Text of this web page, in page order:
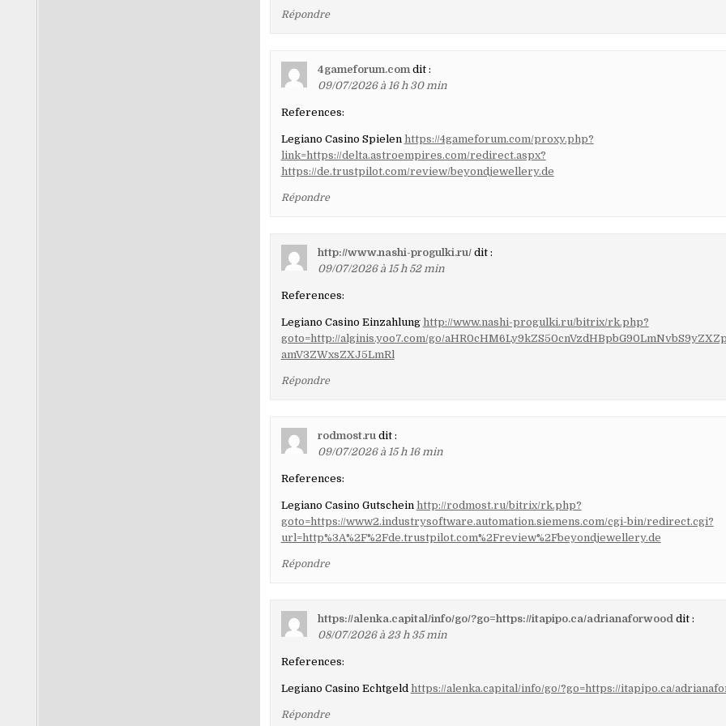
Répondre
4gameforum.com dit :
09/07/2026 à 16 h 30 min
References:
Legiano Casino Spielen https://4gameforum.com/proxy.php?
link=https://delta.astroempires.com/redirect.aspx?
https://de.trustpilot.com/review/beyondjewellery.de
Répondre
http://www.nashi-progulki.ru/ dit :
09/07/2026 à 15 h 52 min
References:
Legiano Casino Einzahlung http://www.nashi-progulki.ru/bitrix/rk.php?
goto=http://alginis.yoo7.com/go/
amV3ZWxsZXJ5LmRl
Répondre
rodmost.ru dit :
09/07/2026 à 15 h 16 min
References:
Legiano Casino Gutschein http://rodmost.ru/bitrix/rk.php?
goto=https://www2.industrysoftware.automation.siemens.com/cgi-bin/redirect.cgi?
url=http%3A%2F%2Fde.trustpilot.com%2Freview%2Fbeyondjewellery.de
Répondre
https://alenka.capital/info/go/?go=https://itapipo.ca/adrianaforwood dit :
08/07/2026 à 23 h 35 min
References:
Legiano Casino Echtgeld https://alenka.capital/info/go/?go=https://itapipo.ca/
Répondre